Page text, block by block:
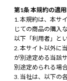
第1条 本規約の適
本規約は、本サ
じての商品の購入
以下「利用者」と
本サイト以外に
が別途定める当該
別途定められる場
当社は、以下の